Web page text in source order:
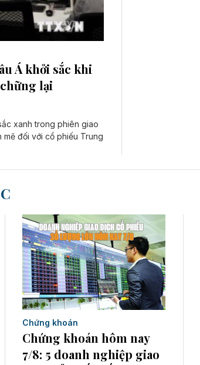
Á khởi sắc khi
lại
xanh trong phiên giao
đối với cổ phiếu Trung
Chứng khoán
Chứng khoán hôm nay
7/8: 5 doanh nghiệp giao